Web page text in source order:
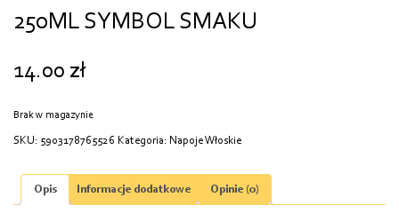
250ML SYMBOL SMAKU
14.00 zł
Brak w magazynie
SKU: 5903178765526 Kategoria: Napoje Włoskie
Opis Informacje dodatkowe Opinie (0)